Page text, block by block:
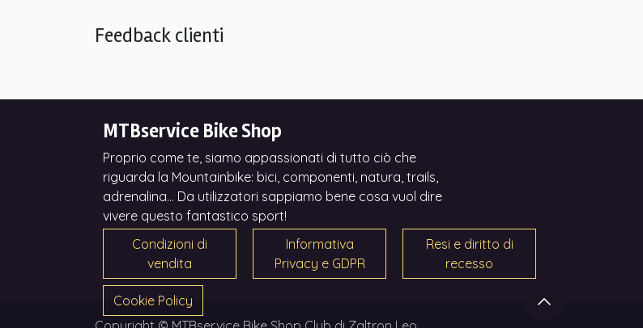
Feedback clienti
MTBservice Bike Shop
Proprio come te, siamo appassionati di tutto ciò che
riguarda la Mountainbike: bici, componenti, natura, trails,
adrenalina... Da utilizzatori sappiamo bene cosa vuol dire
vivere questo fantastico sport!
Condizioni di
vendita
Cookie Policy
Informativa
Privacy e GDPR
Resi e diritto di
recesso